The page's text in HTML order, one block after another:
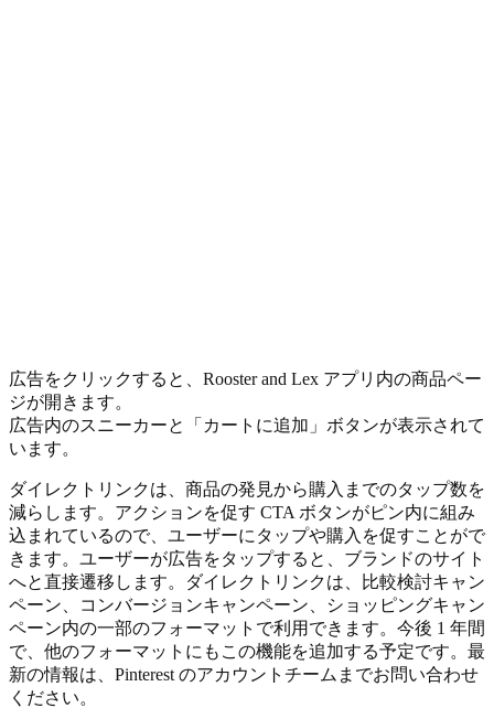
広告をクリックすると、Rooster and Lex アプリ内の商品ペー
ジが開きます。
広告内のスニーカーと「カートに追加」ボタンが表示されて
います。
ダイレクトリンクは、商品の発見から購入までのタップ数を
減らします。アクションを促す CTA ボタンがピン内に組み
込まれているので、ユーザーにタップや購入を促すことがで
きます。ユーザーが広告をタップすると、ブランドのサイト
へと直接遷移します。ダイレクトリンクは、比較検討キャン
ペーン、コンバージョンキャンペーン、ショッピングキャン
ペーン内の一部のフォーマットで利用できます。今後 1 年間
で、他のフォーマットにもこの機能を追加する予定です。最
新の情報は、Pinterest のアカウントチームまでお問い合わせ
ください。